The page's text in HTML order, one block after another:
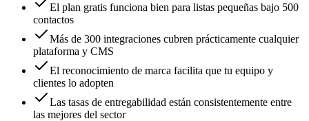
El plan gratis funciona bien para listas pequeñas bajo 500
contactos
Más de 300 integraciones cubren prácticamente cualquier
plataforma y CMS
El reconocimiento de marca facilita que tu equipo y
clientes lo adopten
Las tasas de entregabilidad están consistentemente entre
las mejores del sector